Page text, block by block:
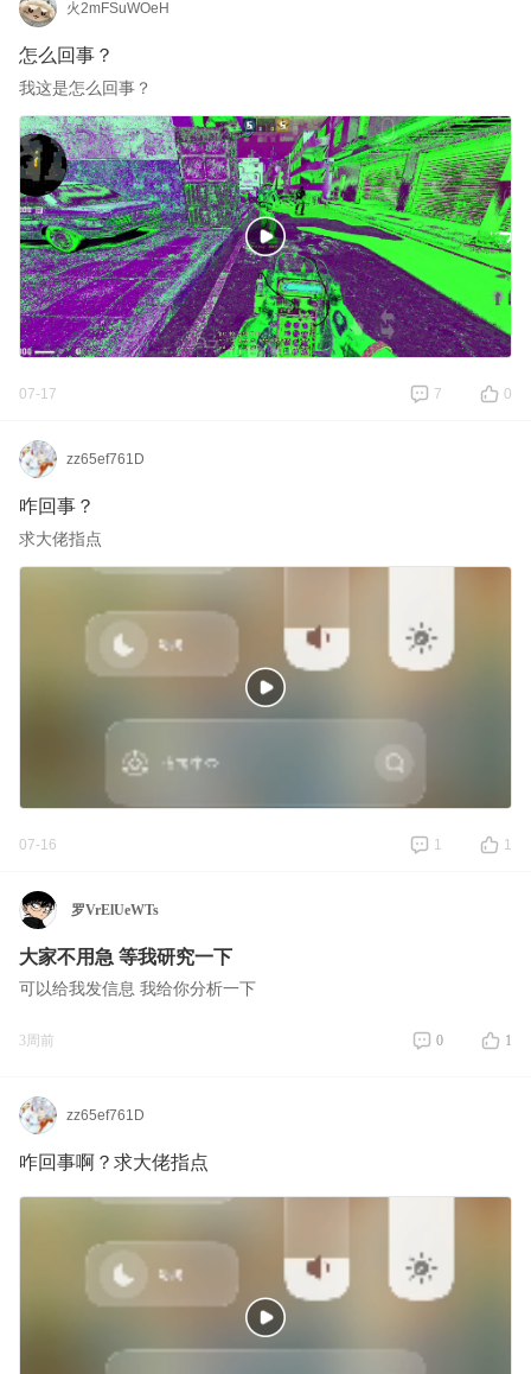
火2mFSuWOeH
怎么回事？
我这是怎么回事？
07-17 7 0
zz65ef761D
咋回事？
求大佬指点
07-16 1 1
罗VrElUeWTs
大家不用急 等我研究一下
可以给我发信息 我给你分析一下
3周前 0 1
zz65ef761D
咋回事啊？求大佬指点